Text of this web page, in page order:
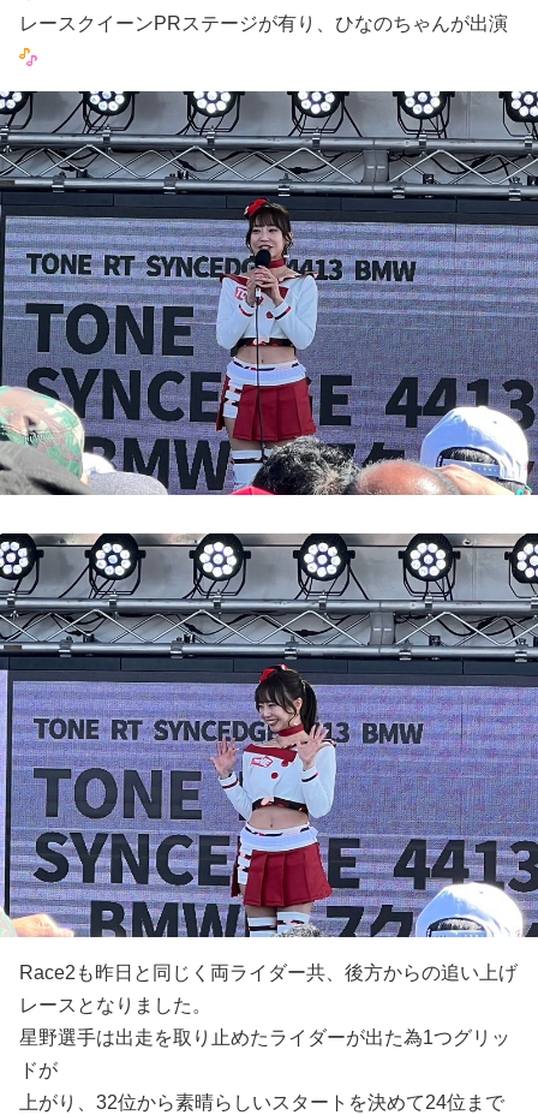
レースクイーンPRステージが有り、ひなのちゃんが出演
Race2も昨日と同じく両ライダー共、後方からの追い上げ
レースとなりました。
星野選手は出走を取り止めたライダーが出た為1つグリッ
ドが
上がり、32位から素晴らしいスタートを決めて24位まで